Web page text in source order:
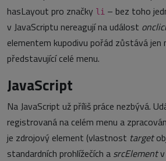
hasLayout pro značky li – bez toho
v JavaScriptu nereagují na událost
elementem kupodivu pořád zůstává jen
představující celé menu.
JavaScript
Na JavaScript už příliš práce nezbývá.
registrovaná na celém menu a
je zdrojový element (vlastnost target
standardních prohlížečích a srcElementv